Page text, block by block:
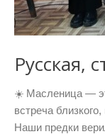
Русская,
☀️ Масленица —
встреча
Наши предки